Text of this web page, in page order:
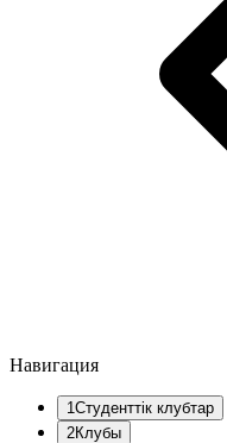
Навигация
1Студенттік клубтар
2Клубы